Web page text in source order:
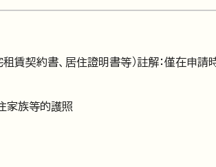
契約書、居住證明書等）註解：僅在申請
家族等的護照